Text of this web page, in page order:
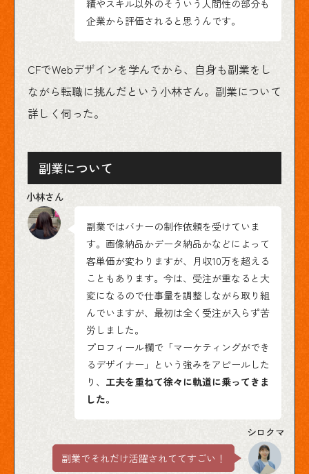
績やスキル以外のそういう人間性の部分も
企業から評価されると思うんです。
CFでWebデザインを学んでから、自身も副業をし
ながら転職に挑んだという小林さん。副業について
詳しく伺った。
副業について
副業ではバナーの制作依頼を受けていま
す。画像納品かデータ納品かなどによって
客単価が変わりますが、月収10万を超える
こともあります。今は、受注が重なると大
変になるので仕事量を調整しながら取り組
んでいますが、最初は全く受注が入らず苦
労しました。
プロフィール欄で「マーケティングができ
るデザイナー」という強みをアピールした
り、 工夫を重ねて徐々に軌道に乗ってきま
した。
副業でそれだけ活躍されててすごい！